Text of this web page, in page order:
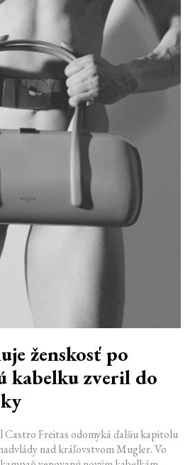
ženskosť po
kabelku zveril do
Freitas odomyká ďalšiu kapitolu
nad kráľovstvom Mugler. Vo